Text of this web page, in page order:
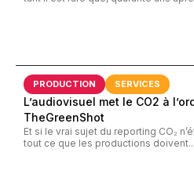
PRODUCTION SERVICES
L’audiovisuel met le CO2 à
TheGreenShot
Et si le vrai sujet du reporting CO₂
tout ce que les productions doivent...